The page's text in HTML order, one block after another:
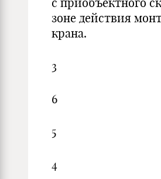
зоне действия
крана.
3
6
5
4